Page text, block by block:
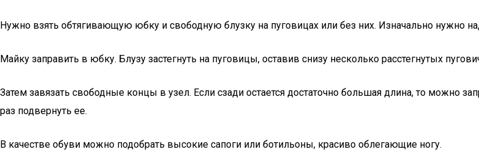
Нужно взять обтягивающую юбку и свободную блузку на пуговицах или без них. Изначально нужно
Майку заправить в юбку. Блузу застегнуть на пуговицы, оставив снизу несколько расстегнутых
Затем завязать свободные концы в узел. Если сзади остается достаточно большая длина, то можно
раз подвернуть ее.
В качестве обуви можно подобрать высокие сапоги или ботильоны, красиво облегающие ногу.